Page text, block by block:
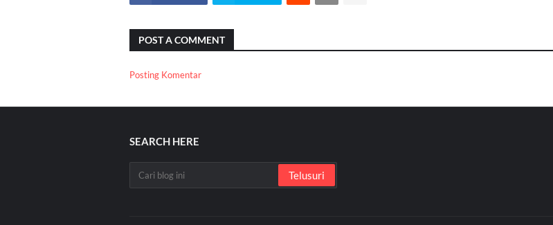
POST A COMMENT
Posting Komentar
SEARCH HERE